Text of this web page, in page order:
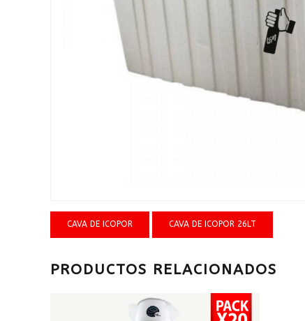
CAVA DE ICOPOR CAVA DE ICOPOR 26LT
PRODUCTOS RELACIONADOS